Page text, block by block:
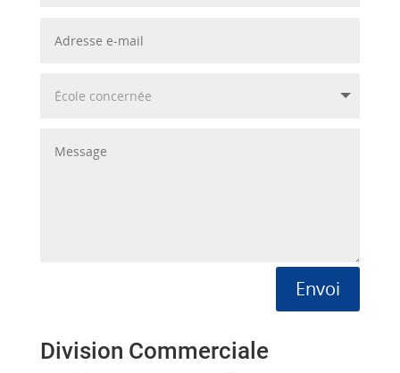
Envoi
Division Commerciale